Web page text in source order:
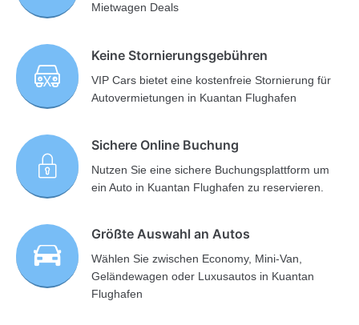
Mietwagen Deals
Keine Stornierungsgebühren
VIP Cars bietet eine kostenfreie Stornierung für
Autovermietungen in Kuantan Flughafen
Sichere Online Buchung
Nutzen Sie eine sichere Buchungsplattform um
ein Auto in Kuantan Flughafen zu reservieren.
Größte Auswahl an Autos
Wählen Sie zwischen Economy, Mini-Van,
Geländewagen oder Luxusautos in Kuantan
Flughafen